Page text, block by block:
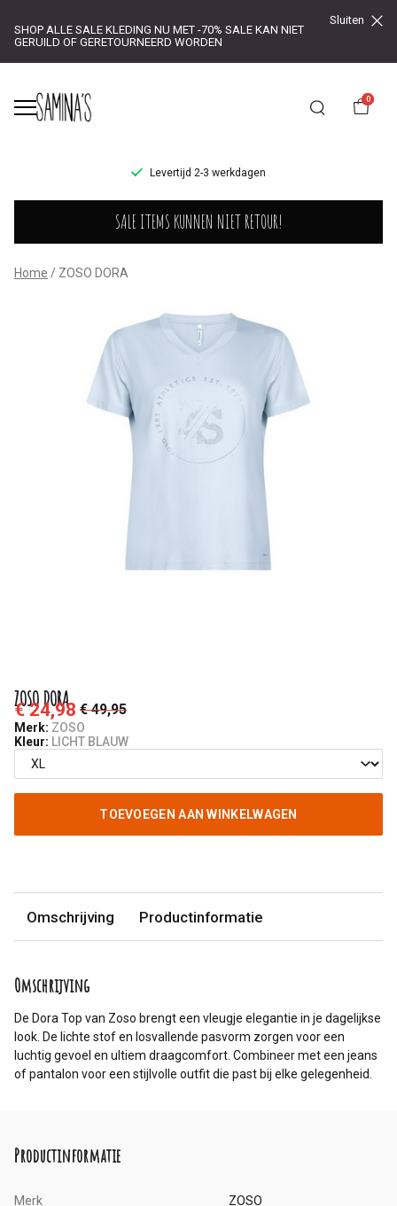
SHOP ALLE SALE KLEDING NU MET -70% SALE KAN NIET
GERUILD OF GERETOURNEERD WORDEN
Sluiten
0
Levertijd 2-3 werkdagen
ZOSO
DORA
SALE ITEMS KUNNEN NIET RETOUR!
Home ZOSO DORA
ZOSO DORA
€ 24,98 € 49,95
Merk: ZOSO
Kleur: LICHT BLAUW
TOEVOEGEN AAN WINKELWAGEN
Omschrijving Productinformatie
Omschrijving
De Dora Top van Zoso brengt een vleugje elegantie in je dagelijkse
look. De lichte stof en losvallende pasvorm zorgen voor een
luchtig gevoel en ultiem draagcomfort. Combineer met een jeans
of pantalon voor een stijlvolle outfit die past bij elke gelegenheid.
Productinformatie
Merk ZOSO